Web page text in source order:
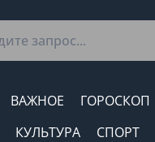
ВАЖНОЕ ГОРОСКОП
КУЛЬТУРА СПОРТ